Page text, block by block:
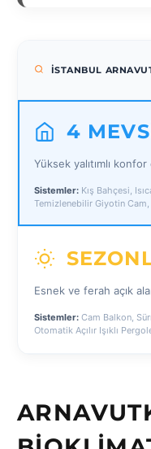
İSTANBUL
4
Yüksek yalıtımlı
Sistemler: Kış Bahçesi,
Temizlenebilir Giyotin Cam,
Esnek ve ferah açık
Sistemler: Cam Balkon,
Otomatik Açılır Işıklı